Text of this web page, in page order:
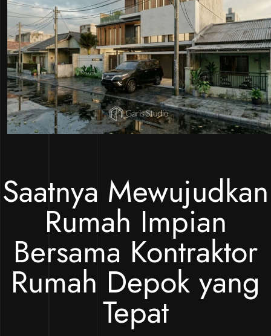
Saatnya Mewujudkan
Rumah Impian
Bersama Kontraktor
Rumah Depok yang
Tepat